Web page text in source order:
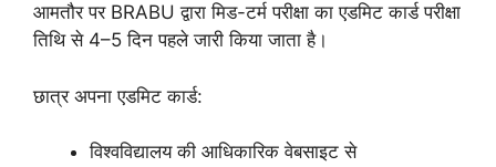
आमतौर पर BRABU द्वारा मिड-टर्म परीक्षा का एडमिट कार्ड परीक्षा
तिथि से 4–5 दिन पहले जारी किया जाता है।
छात्र अपना एडमिट कार्ड:
विश्वविद्यालय की आधिकारिक वेबसाइट से